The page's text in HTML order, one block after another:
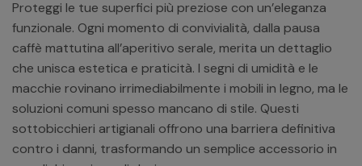
Proteggi le tue superfici più preziose con un’eleganza
funzionale. Ogni momento di convivialità, dalla pausa
caffè mattutina all’aperitivo serale, merita un dettaglio
che unisca estetica e praticità. I segni di umidità e le
macchie rovinano irrimediabilmente i mobili in legno, ma le
soluzioni comuni spesso mancano di stile. Questi
sottobicchieri artigianali offrono una barriera definitiva
contro i danni, trasformando un semplice accessorio in